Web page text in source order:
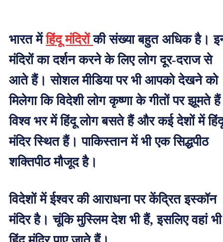
भारत मेंहिंदू मंदिरोंकी संख्या बहुत अधिक है।
मंदिरों का दर्शन करने के लिए लोग दूर-दराज से
आते हैं। सोशल मीडिया पर भी आपको देखने को
मिलेगा कि विदेशी लोग कृष्णा के गीतों पर झूमते
विश्व भर में हिंदू लोग बसते हैं और कई देशों में
मंदिर स्थित हैं। पाकिस्तान में भी एक सिद्धपीठ
शक्तिपीठ मौजूद है।
विदेशों में ईश्वर की आराधना पर केंद्रित इस्कॉन
मंदिर है। चूंकि मुस्लिम देश भी हैं, इसलिए वहां भी